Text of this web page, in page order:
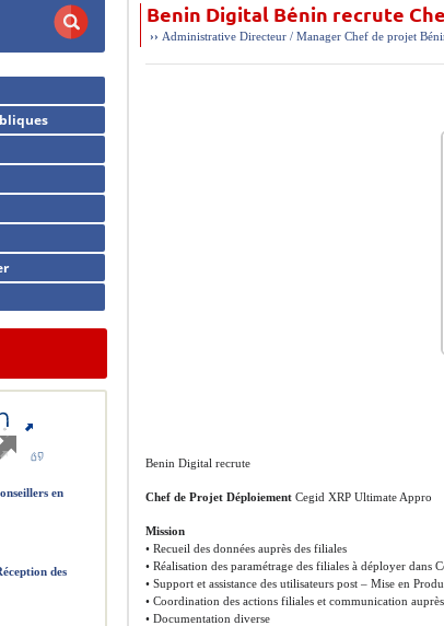
Benin Digital Bénin recrute
›› Administrative Directeur / Manager Chef de projet
Benin Digital recrute
Chef de Projet Déploiement Cegid XRP Ultimate Appro
Mission
• Recueil des données auprès des filiales
• Réalisation des paramétrage des filiales à déployer dans
• Support et assistance des utilisateurs post – Mise en
• Coordination des actions filiales et communication
• Documentation diverse
en
des